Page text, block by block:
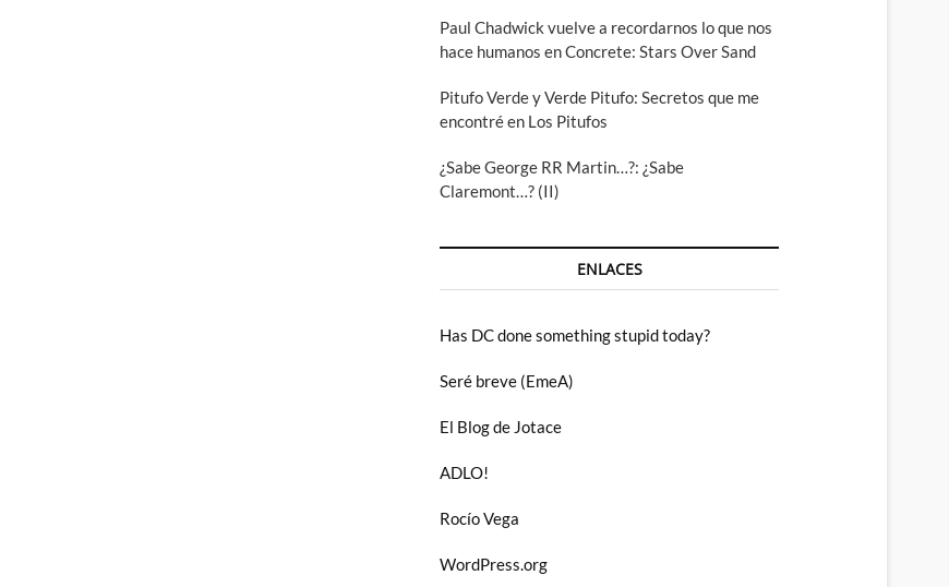
Paul Chadwick vuelve a recordarnos lo que nos
hace humanos en Concrete: Stars Over Sand
Pitufo Verde y Verde Pitufo: Secretos que me
encontré en Los Pitufos
¿Sabe George RR Martin…?: ¿Sabe
Claremont…? (II)
ENLACES
Has DC done something stupid today?
Seré breve (EmeA)
El Blog de Jotace
ADLO!
Rocío Vega
WordPress.org